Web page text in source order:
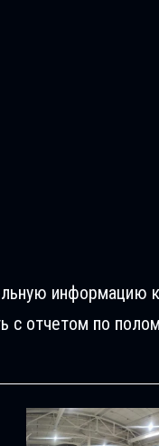
информацию
с отчетом по